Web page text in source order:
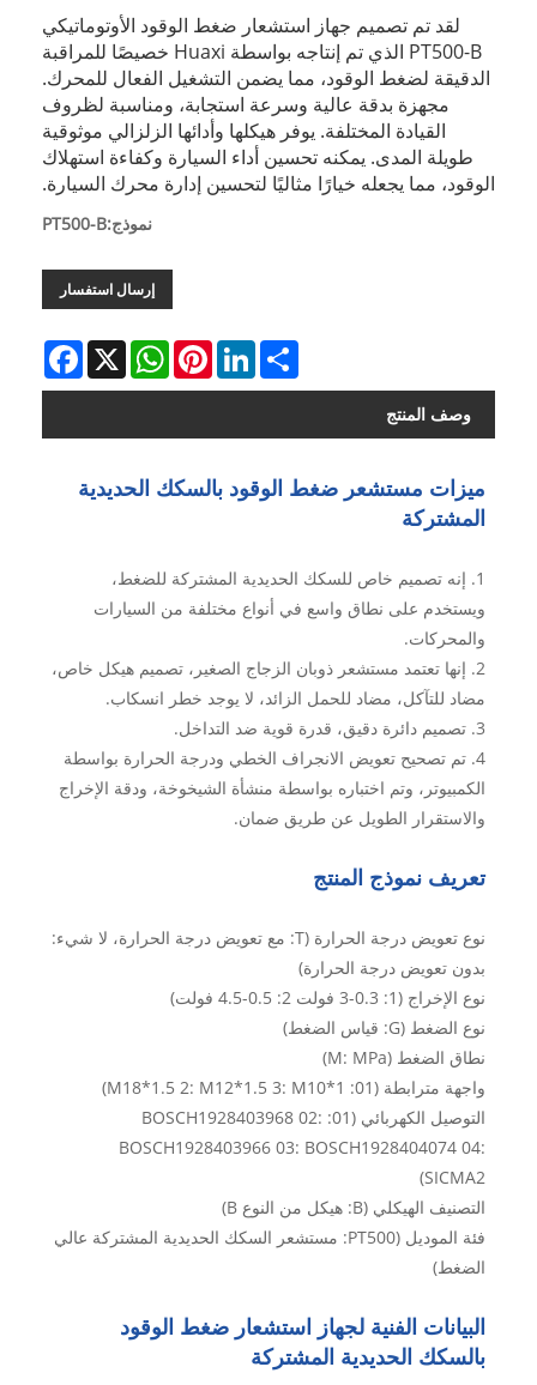
لقد تم تصميم جهاز استشعار ضغط الوقود الأوتوماتيكي
PT500-B الذي تم إنتاجه بواسطة Huaxi خصيصًا للمراقبة
الدقيقة لضغط الوقود، مما يضمن التشغيل الفعال للمحرك.
مجهزة بدقة عالية وسرعة استجابة، ومناسبة لظروف
القيادة المختلفة. يوفر هيكلها وأدائها الزلزالي موثوقية
طويلة المدى. يمكنه تحسين أداء السيارة وكفاءة استهلاك
الوقود، مما يجعله خيارًا مثاليًا لتحسين إدارة محرك السيارة.
نموذج:PT500-B
إرسال استفسار
Facebook X
WhatsAppPinterestLinkedInShare
وصف المنتج
ميزات مستشعر ضغط الوقود بالسكك الحديدية
المشتركة
1. إنه تصميم خاص للسكك الحديدية المشتركة للضغط،
ويستخدم على نطاق واسع في أنواع مختلفة من السيارات
والمحركات.
2. إنها تعتمد مستشعر ذوبان الزجاج الصغير، تصميم هيكل خاص،
مضاد للتآكل، مضاد للحمل الزائد، لا يوجد خطر انسكاب.
3. تصميم دائرة دقيق، قدرة قوية ضد التداخل.
4. تم تصحيح تعويض الانجراف الخطي ودرجة الحرارة بواسطة
الكمبيوتر، وتم اختباره بواسطة منشأة الشيخوخة، ودقة الإخراج
والاستقرار الطويل عن طريق ضمان.
تعريف نموذج المنتج
نوع تعويض درجة الحرارة (T: مع تعويض درجة الحرارة، لا شيء:
بدون تعويض درجة الحرارة)
نوع الإخراج (1: 0.3-3 فولت 2: 0.5-4.5 فولت)
نوع الضغط (G: قياس الضغط)
نطاق الضغط (M: MPa)
واجهة مترابطة (01: M18*1.5 2: M12*1.5 3: M10*1)
التوصيل الكهربائي (01: BOSCH1928403968 02:
BOSCH1928403966 03: BOSCH1928404074 04:
SICMA2)
التصنيف الهيكلي (B: هيكل من النوع B)
فئة الموديل (PT500: مستشعر السكك الحديدية المشتركة عالي
الضغط)
البيانات الفنية لجهاز استشعار ضغط الوقود
بالسكك الحديدية المشتركة